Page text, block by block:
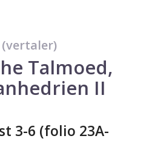
(vertaler)
Talmoed,
II
3-6 (folio 23A-